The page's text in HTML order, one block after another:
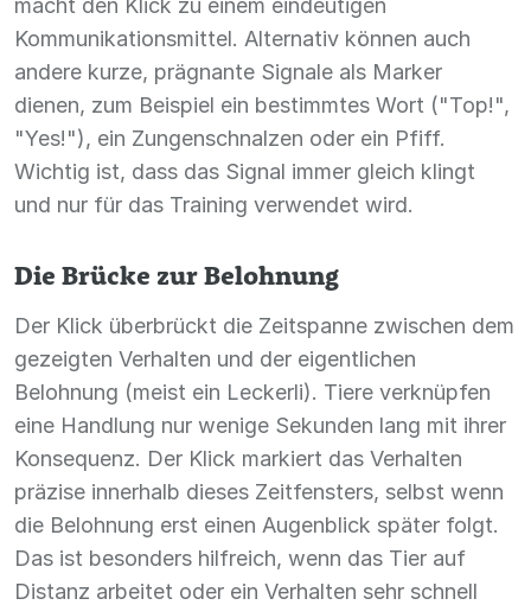
macht den Klick zu einem eindeutigen
Kommunikationsmittel. Alternativ können auch
andere kurze, prägnante Signale als Marker
dienen, zum Beispiel ein bestimmtes Wort ("Top!",
"Yes!"), ein Zungenschnalzen oder ein Pfiff.
Wichtig ist, dass das Signal immer gleich klingt
und nur für das Training verwendet wird.
Die Brücke zur Belohnung
Der Klick überbrückt die Zeitspanne zwischen dem
gezeigten Verhalten und der eigentlichen
Belohnung (meist ein Leckerli). Tiere verknüpfen
eine Handlung nur wenige Sekunden lang mit ihrer
Konsequenz. Der Klick markiert das Verhalten
präzise innerhalb dieses Zeitfensters, selbst wenn
die Belohnung erst einen Augenblick später folgt.
Das ist besonders hilfreich, wenn das Tier auf
Distanz arbeitet oder ein Verhalten sehr schnell